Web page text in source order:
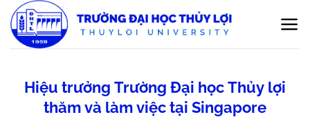
qua
nội
Hiệu trưởng Trường Đại học Thủy lợi
thăm và làm việc tại Singapore